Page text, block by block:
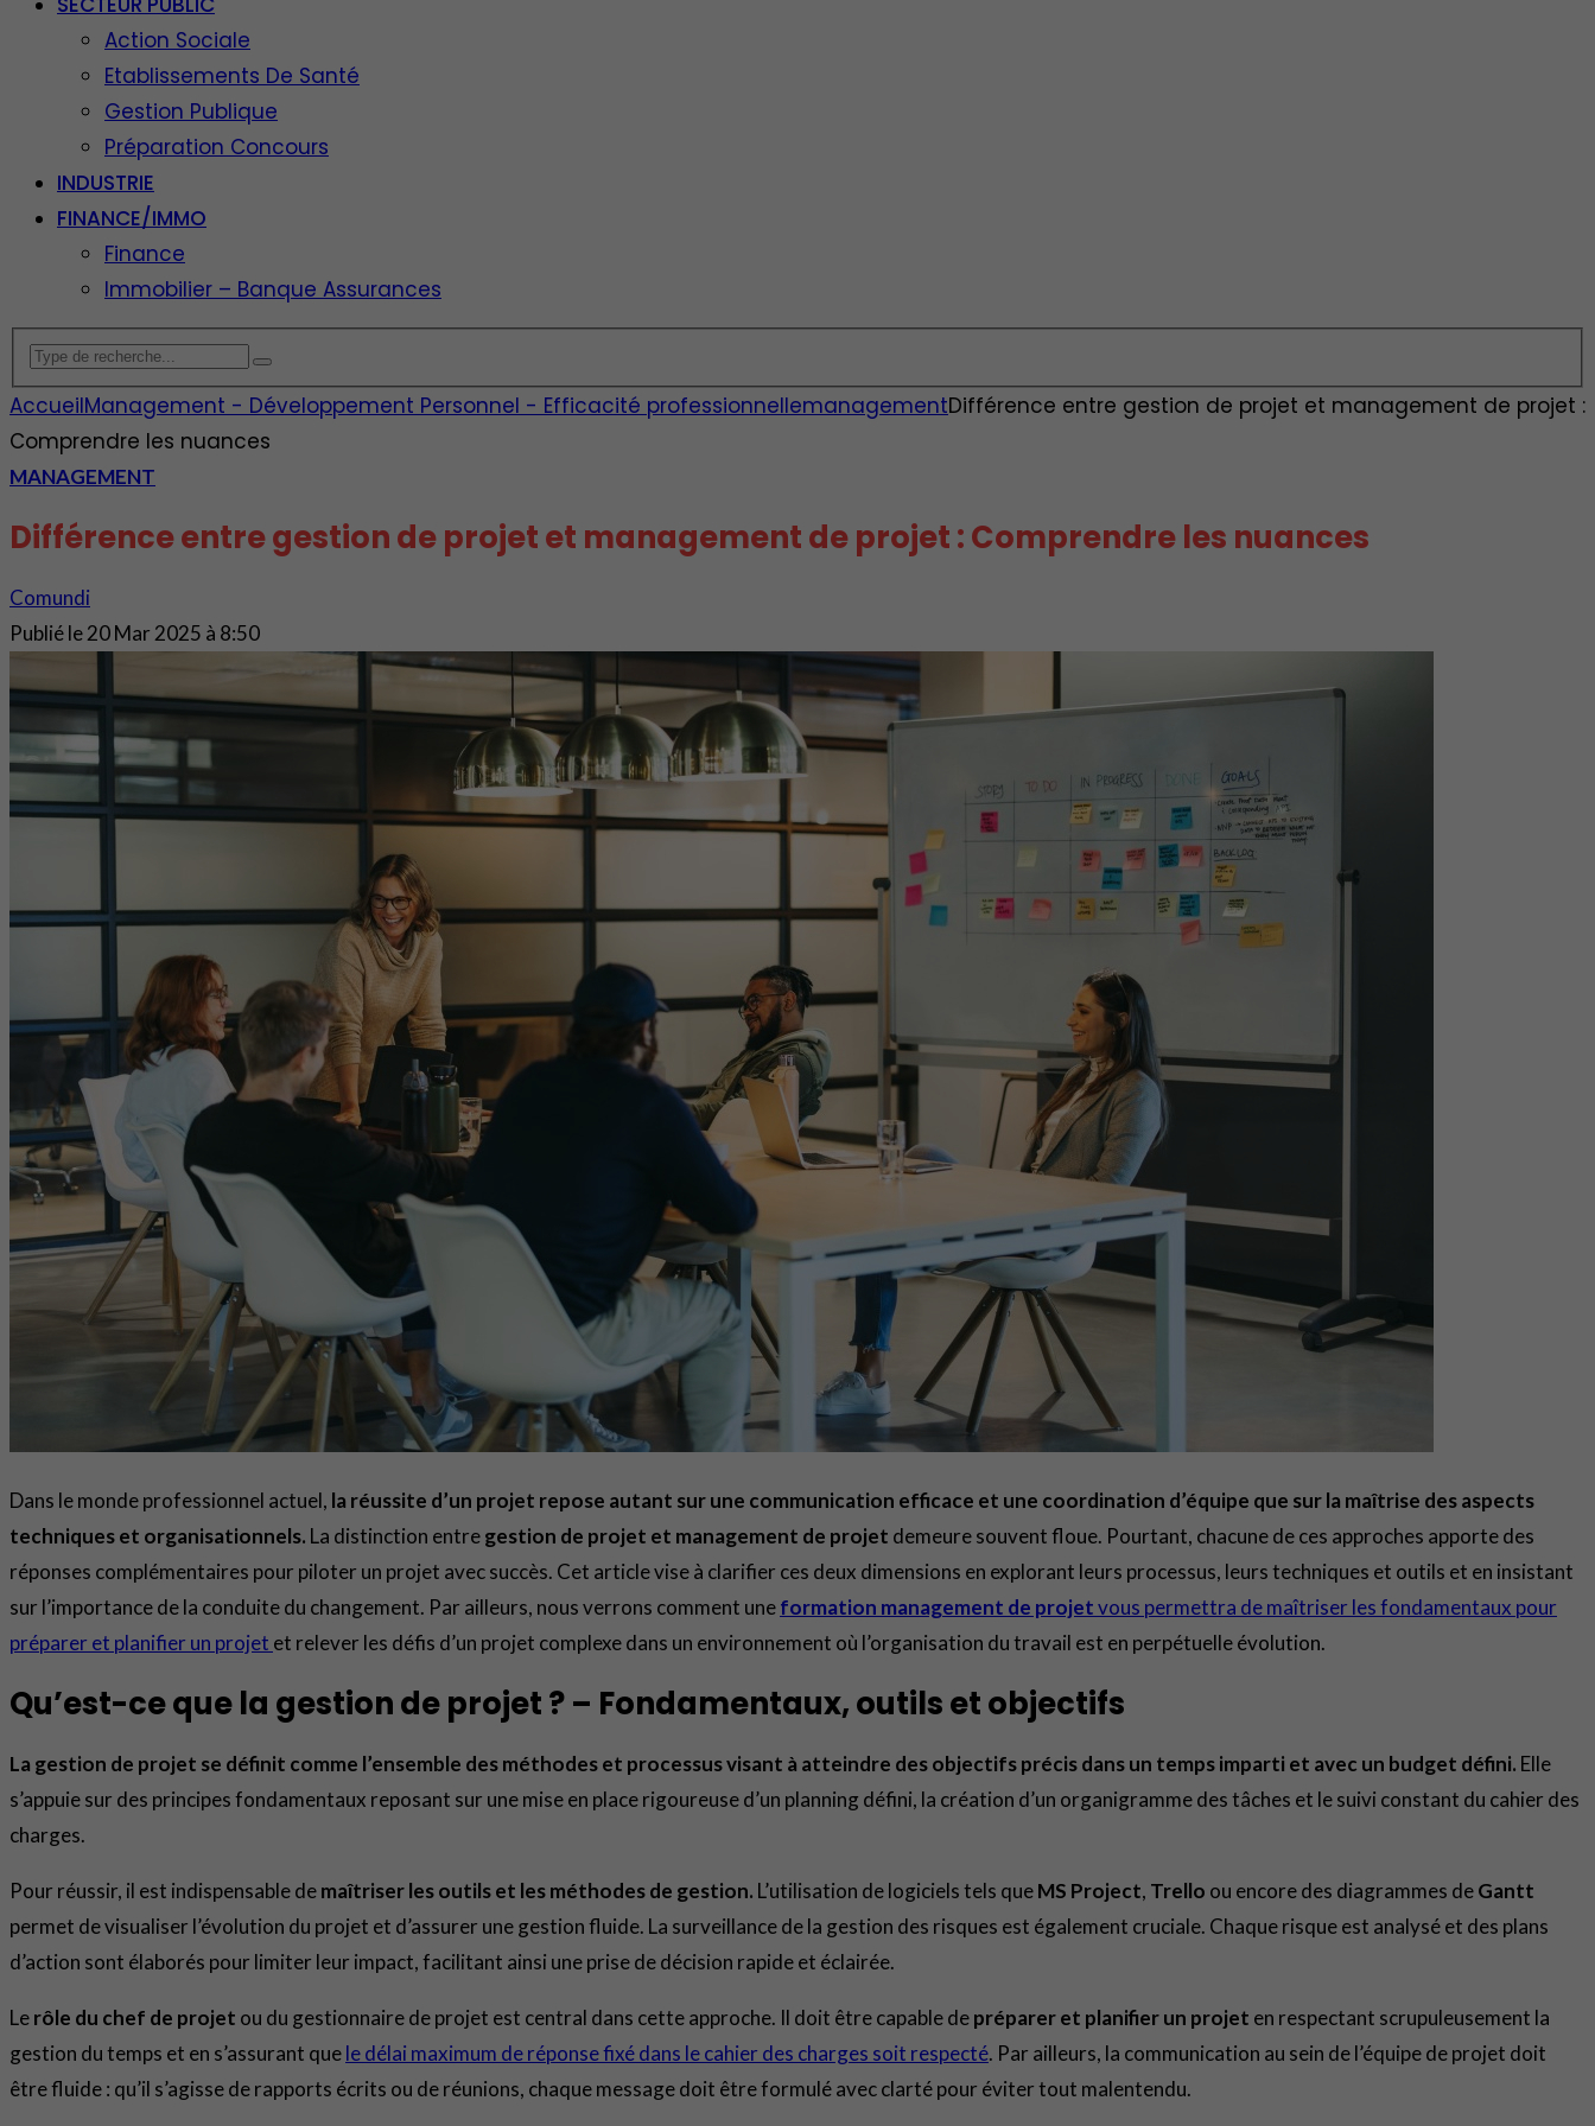
Action Sociale
Etablissements De Santé
Gestion Publique
Préparation Concours
INDUSTRIE
FINANCE/IMMO
Finance
Immobilier – Banque Assurances
AccueilManagement - Développement Personnel - Efficacité professionnellemanagementDifférence entre gestion de projet et management de projet :
Comprendre les nuances
MANAGEMENT
Différence entre gestion de projet et management de projet : Comprendre les nuances
Comundi
Publié le20 Mar 2025 à 8:50
Dans le monde professionnel actuel, la réussite d’un projet repose autant sur une communication efficace et une coordination d’équipe que sur la maîtrise des aspects
techniques et organisationnels. La distinction entregestion de projet et management de projet demeure souvent floue. Pourtant, chacune de ces approches apporte des
réponses complémentaires pour piloter un projet avec succès. Cet article vise à clarifier ces deux dimensions en explorant leurs processus, leurs techniques et outils et en insistant
sur l’importance de la conduite du changement. Par ailleurs, nous verrons comment uneformation management de projetvous permettra de maîtriser les fondamentaux pour
préparer et planifier un projet et relever les défis d’un projet complexe dans un environnement où l’organisation du travail est en perpétuelle évolution.
Qu’est-ce que la gestion de projet ? – Fondamentaux, outils et objectifs
La gestion de projet se définit comme l’ensemble des méthodes et processus visant à atteindre des objectifs précis dans un temps imparti et avec un budget défini. Elle
s’appuie sur des principes fondamentaux reposant sur une mise en place rigoureuse d’un planning défini, la création d’un organigramme des tâches et le suivi constant du cahier des
charges.
Pour réussir, il est indispensable demaîtriser les outils et les méthodes de gestion. L’utilisation de logiciels tels queMS Project, Trello ou encore des diagrammes deGantt
permet de visualiser l’évolution du projet et d’assurer une gestion fluide. La surveillance de la gestion des risques est également cruciale. Chaque risque est analysé et des plans
d’action sont élaborés pour limiter leur impact, facilitant ainsi une prise de décision rapide et éclairée.
Lerôle du chef de projet ou du gestionnaire de projet est central dans cette approche. Il doit être capable depréparer et planifier un projet en respectant scrupuleusement la
gestion du temps et en s’assurant quele délai maximum de réponse fixé dans le cahier des charges soit respecté. Par ailleurs, la communication au sein de l’équipe de projet doit
être fluide : qu’il s’agisse de rapports écrits ou de réunions, chaque message doit être formulé avec clarté pour éviter tout malentendu.